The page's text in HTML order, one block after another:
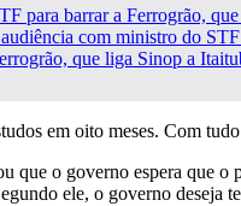
para barrar a Ferrogrão,
com ministro do
que liga Sinop a
em oito meses. Com
que o governo espera que o
ele, o governo deseja